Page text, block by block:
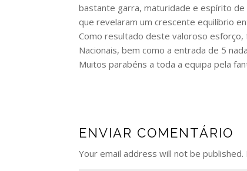
bastante garra, maturidade e espírito
que revelaram um crescente equilíbrio
Como resultado deste valoroso esforço,
Nacionais, bem como a entrada de 5
Muitos parabéns a toda a equipa pela
ENVIAR COMENTÁRIO
Your email address will not be published.